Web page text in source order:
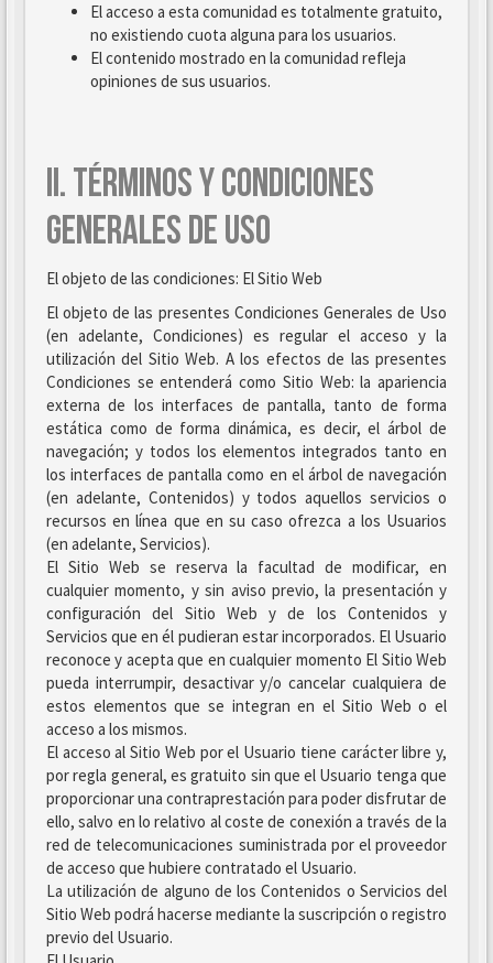
El acceso a esta comunidad es totalmente gratuito,
no existiendo cuota alguna para los usuarios.
El contenido mostrado en la comunidad refleja
opiniones de sus usuarios.
II. TÉRMINOS Y CONDICIONES
GENERALES DE USO
El objeto de las condiciones: El Sitio Web
El objeto de las presentes Condiciones Generales de Uso
(en adelante, Condiciones) es regular el acceso y la
utilización del Sitio Web. A los efectos de las presentes
Condiciones se entenderá como Sitio Web: la apariencia
externa de los interfaces de pantalla, tanto de forma
estática como de forma dinámica, es decir, el árbol de
navegación; y todos los elementos integrados tanto en
los interfaces de pantalla como en el árbol de navegación
(en adelante, Contenidos) y todos aquellos servicios o
recursos en línea que en su caso ofrezca a los Usuarios
(en adelante, Servicios).
El Sitio Web se reserva la facultad de modificar, en
cualquier momento, y sin aviso previo, la presentación y
configuración del Sitio Web y de los Contenidos y
Servicios que en él pudieran estar incorporados. El Usuario
reconoce y acepta que en cualquier momento El Sitio Web
pueda interrumpir, desactivar y/o cancelar cualquiera de
estos elementos que se integran en el Sitio Web o el
acceso a los mismos.
El acceso al Sitio Web por el Usuario tiene carácter libre y,
por regla general, es gratuito sin que el Usuario tenga que
proporcionar una contraprestación para poder disfrutar de
ello, salvo en lo relativo al coste de conexión a través de la
red de telecomunicaciones suministrada por el proveedor
de acceso que hubiere contratado el Usuario.
La utilización de alguno de los Contenidos o Servicios del
Sitio Web podrá hacerse mediante la suscripción o registro
previo del Usuario.